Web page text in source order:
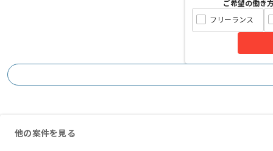
ご希望の働き
フリーランス
他の案件を見る